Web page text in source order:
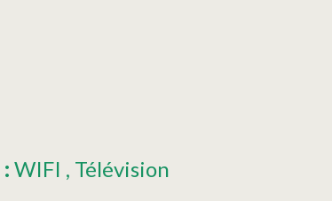
: WIFI
Télévision